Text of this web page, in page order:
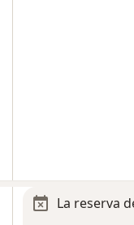
La reserva